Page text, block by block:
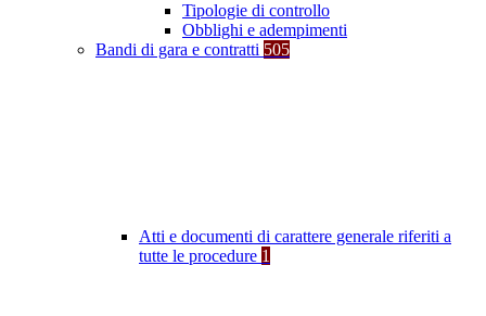
Tipologie di controllo
Obblighi e adempimenti
Bandi di gara e contratti 505
Atti e documenti di carattere generale riferiti a
tutte le procedure 1